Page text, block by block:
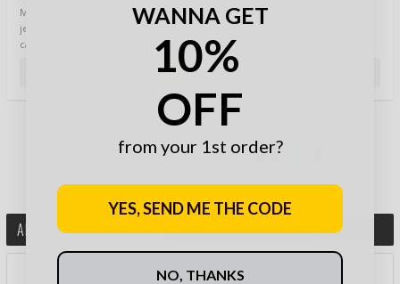
Mil-Tecin valmistama,
jenkkiarmyn BDU tyyliä jäljittelevä
canvasvyö metallisella soljella.
Asiallisen näköinen kangasvyö
metallisella soljella.
12,90 €
ARVOSTELE TÄMÄ TUOTE
ARVIOI TUOTE TÄHDILLÄ:
WANNA GET
10%
OFF
from your 1st order?
YES, SEND ME THE CODE
NO, THANKS